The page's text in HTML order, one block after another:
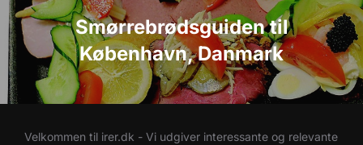
Smørrebrødsguiden til
København, Danmark
Velkommen til irer.dk - Vi udgiver interessante og relevante